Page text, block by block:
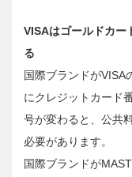
VISAはゴールドカー
る
国際ブランドがVISA
にクレジットカード
号が変わると、公共
必要があります。
国際ブランドが